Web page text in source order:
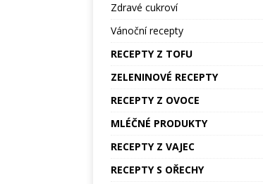
Zdravé cukroví
Vánoční recepty
RECEPTY Z TOFU
ZELENINOVÉ RECEPTY
RECEPTY Z OVOCE
MLÉČNÉ PRODUKTY
RECEPTY Z VAJEC
RECEPTY S OŘECHY